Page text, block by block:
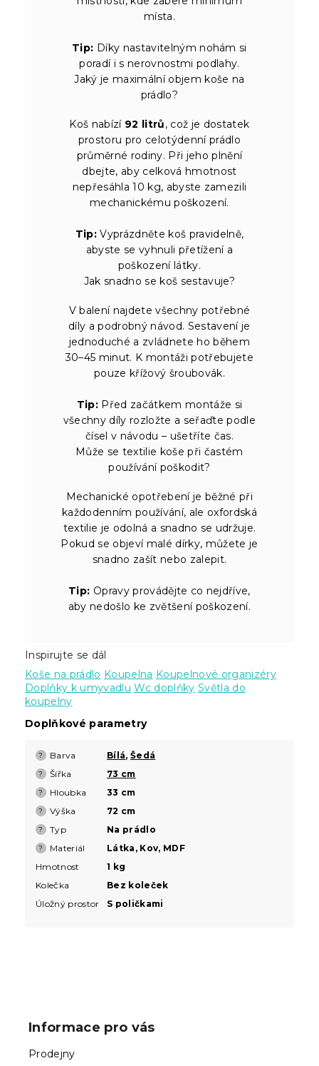
místa.
Tip: Díky nastavitelným nohám si
poradí i s nerovnostmi podlahy.
Jaký je maximální objem koše na
prádlo?
Koš nabízí 92 litrů, což je dostatek
prostoru pro celotýdenní prádlo
průměrné rodiny. Při jeho plnění
dbejte, aby celková hmotnost
nepřesáhla 10 kg, abyste zamezili
mechanickému poškození.
Tip: Vyprázdněte koš pravidelně,
abyste se vyhnuli přetížení a
poškození látky.
Jak snadno se koš sestavuje?
V balení najdete všechny potřebné
díly a podrobný návod. Sestavení je
jednoduché a zvládnete ho během
30–45 minut. K montáži potřebujete
pouze křížový šroubovák.
Tip: Před začátkem montáže si
všechny díly rozložte a seřaďte podle
čísel v návodu – ušetříte čas.
Může se textilie koše při častém
používání poškodit?
Mechanické opotřebení je běžné při
každodenním používání, ale oxfordská
textilie je odolná a snadno se udržuje.
Pokud se objeví malé dírky, můžete je
snadno zašít nebo zalepit.
Tip: Opravy provádějte co nejdříve,
aby nedošlo ke zvětšení poškození.
Inspirujte se dál
Koše na prádlo Koupelna Koupelnové organizéry
Doplňky k umyvadlu Wc doplňky Světla do
koupelny
Doplňkové parametry
? Barva Bílá,Šedá
? Šířka 73 cm
? Hloubka 33 cm
? Výška 72 cm
? Typ Na prádlo
? Materiál
Látka, Kov, MDF
Hmotnost
1 kg
Kolečka
Bez koleček
Úložný prostor
S poličkami
Informace pro vás
Prodejny